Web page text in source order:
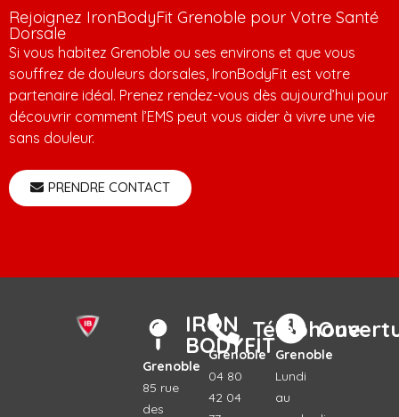
Rejoignez IronBodyFit Grenoble pour Votre Santé
Dorsale
Si vous habitez Grenoble ou ses environs et que vous
souffrez de douleurs dorsales, IronBodyFit est votre
partenaire idéal. Prenez rendez-vous dès aujourd’hui pour
découvrir comment l’EMS peut vous aider à vivre une vie
sans douleur.
PRENDRE CONTACT
IRON
BODYFIT
Grenoble
85 rue
des
Téléphone
Grenoble
04 80
42 04
Grenoble
Lundi
au